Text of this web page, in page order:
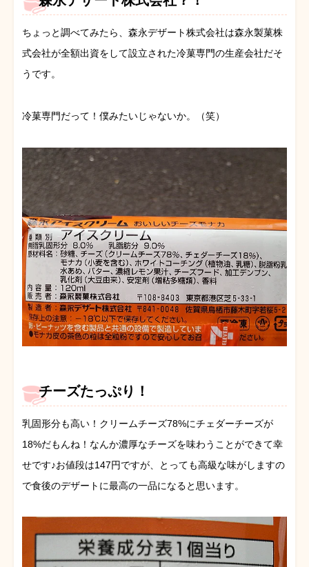
ちょっと調べてみたら、森永デザート株式会社は森永製菓株
式会社が全額出資をして設立された冷菓専門の生産会社だそ
うです。
冷菓専門だって！僕みたいじゃないか。（笑）
チーズたっぷり！
乳固形分も高い！クリームチーズ78%にチェダーチーズが
18%だもんね！なんか濃厚なチーズを味わうことができて幸
せです♪お値段は147円ですが、とっても高級な味がしますの
で食後のデザートに最高の一品になると思います。